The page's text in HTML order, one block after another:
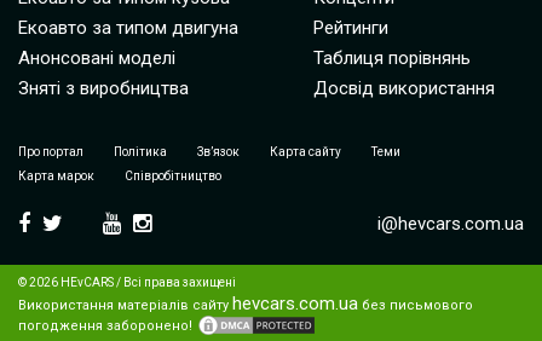
Екоавто за типом двигуна
Анонсовані моделі
Зняті з виробництва
Рейтинги
Таблиця порівнянь
Досвід використання
Про портал Політика Зв’язок Карта сайту
Теми
Карта марок
Співробітництво
i@hevcars.com.ua
© 2026 HEvCARS / Всі права захищені
Використання матеріалів сайту hevcars.com.ua без письмового
погодження заборонено!